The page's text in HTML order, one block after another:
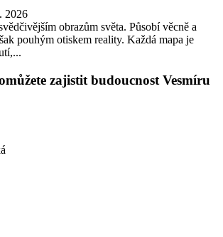
2026
obrazům světa. Působí věcně a
pouhým otiskem reality. Každá mapa je
zajistit budoucnost Vesmíru